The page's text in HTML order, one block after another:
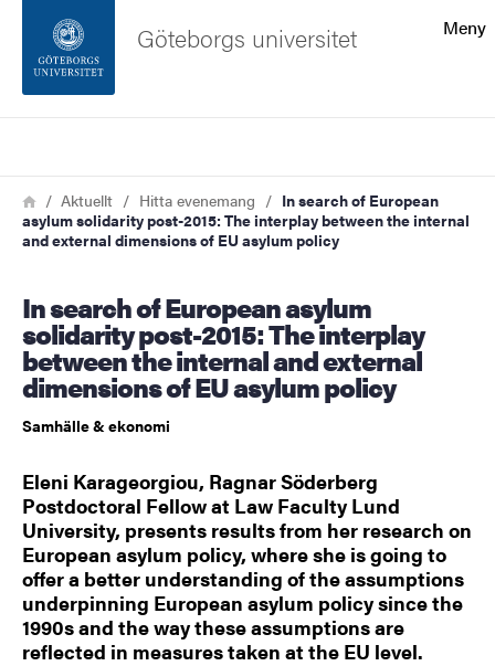
Sidfoten
Om webbplatsen
Meny
Göteborgs universitet
Länkstig
HemAktuellt Hitta evenemang
In search of European
asylum solidarity post-2015: The interplay between the internal
and external dimensions of EU asylum policy
In search of European asylum
solidarity post-2015: The interplay
between the internal and external
dimensions of EU asylum policy
Samhälle & ekonomi
Eleni Karageorgiou, Ragnar Söderberg
Postdoctoral Fellow at Law Faculty Lund
University, presents results from her research on
European asylum policy, where she is going to
offer a better understanding of the assumptions
underpinning European asylum policy since the
1990s and the way these assumptions are
reflected in measures taken at the EU level.